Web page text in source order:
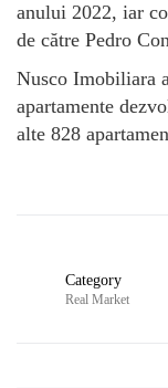
anului 2022, iar
de către Pedro
Nusco Imobiliara
apartamente
alte 828
Category
Real Market